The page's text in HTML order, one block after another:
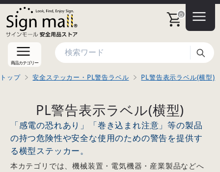
0
商品カテゴリー 検索
トップ 安全ステッカー・PL警告ラベル PL警告表示ラベル(横型)
PL警告表示ラベル(横型)
「感電の恐れあり」「巻き込まれ注意」等の製品
の持つ危険性や安全な使用のための警告を提供す
る横型ステッカー。
本カテゴリでは、機械装置・電気機器・産業製品などへ